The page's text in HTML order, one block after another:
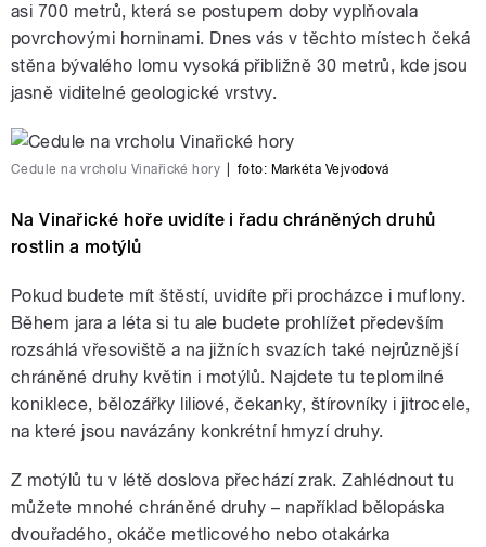
asi 700 metrů, která se postupem doby vyplňovala
povrchovými horninami. Dnes vás v těchto místech čeká
stěna bývalého lomu vysoká přibližně 30 metrů, kde jsou
jasně viditelné geologické vrstvy.
Cedule na vrcholu Vinařické hory foto: Markéta Vejvodová
Na Vinařické hoře uvidíte i řadu chráněných druhů
rostlin a motýlů
Pokud budete mít štěstí, uvidíte při procházce i muflony.
Během jara a léta si tu ale budete prohlížet především
rozsáhlá vřesoviště a na jižních svazích také nejrůznější
chráněné druhy květin i motýlů. Najdete tu teplomilné
koniklece, bělozářky liliové, čekanky, štírovníky i jitrocele,
na které jsou navázány konkrétní hmyzí druhy.
Z motýlů tu v létě doslova přechází zrak. Zahlédnout tu
můžete mnohé chráněné druhy – například bělopáska
dvouřadého, okáče metlicového nebo otakárka